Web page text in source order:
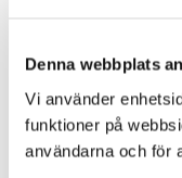
Denna webbplats
Vi använder
funktioner på
användarna och för
som Diego Rivera
svenska salen visas
Grünewald och Siri
Linn Fernström,
Utöver